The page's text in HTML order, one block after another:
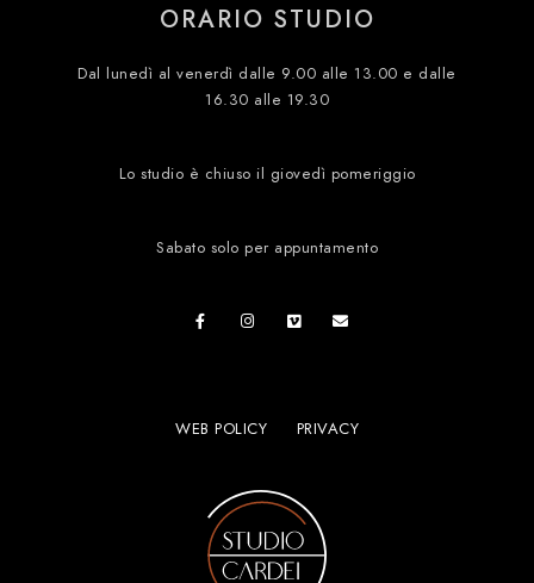
ORARIO STUDIO
Dal lunedì al venerdì dalle 9.00 alle 13.00 e dalle
16.30 alle 19.30
Lo studio è chiuso il giovedì pomeriggio
Sabato solo per appuntamento
WEB POLICY PRIVACY